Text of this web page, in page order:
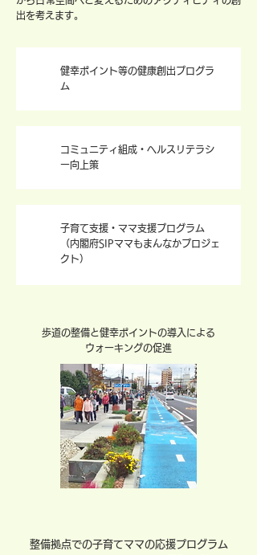
出を考えます。
健幸ポイント等の健康創出プログラ
ム
コミュニティ組成・ヘルスリテラシ
ー向上策
子育て支援・ママ支援プログラム
（内閣府SIPママもまんなかプロジェ
クト）
歩道の整備と健幸ポイントの導入による
ウォーキングの促進
整備拠点での子育てママの応援プログラム